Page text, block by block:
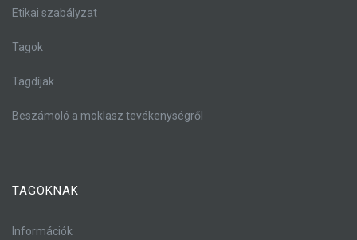
Etikai szabályzat
Tagok
Tagdíjak
Beszámoló a moklasz tevékenységről
TAGOKNAK
Információk